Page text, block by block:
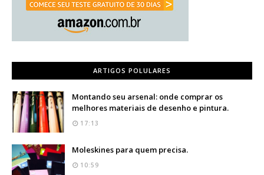
ARTIGOS POLULARES
Montando seu arsenal: onde comprar os
melhores materiais de desenho e pintura.
17:13
Moleskines para quem precisa.
10:59